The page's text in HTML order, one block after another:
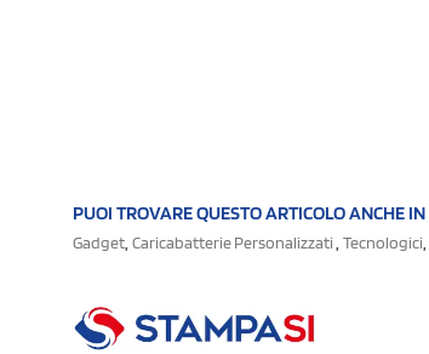
PUOI TROVARE QUESTO ARTICOLO ANCHE IN
Gadget Caricabatterie Personalizzati Tecnologici